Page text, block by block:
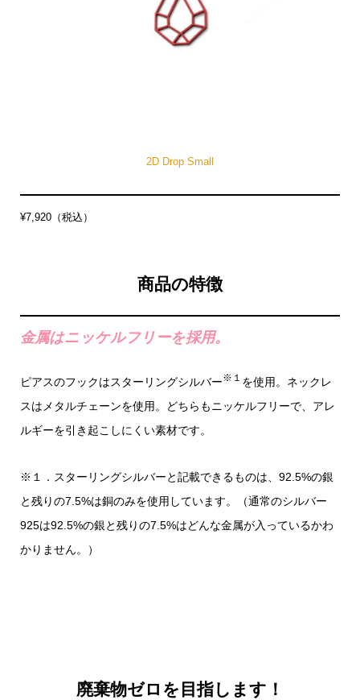
2D Drop Small
¥7,920（税込）
商品の特徴
金属はニッケルフリーを採用。
ピアスのフックはスターリングシルバー※１ を使用。ネックレ
スはメタルチェーンを使用。どちらもニッケルフリーで、アレ
ルギーを引き起こしにくい素材です。
※１．スターリングシルバーと記載できるものは、92.5%の銀
と残りの7.5%は銅のみを使用しています。（通常のシルバー
925は92.5%の銀と残りの7.5%はどんな金属が入っているかわ
かりません。）
廃棄物ゼロを目指します！